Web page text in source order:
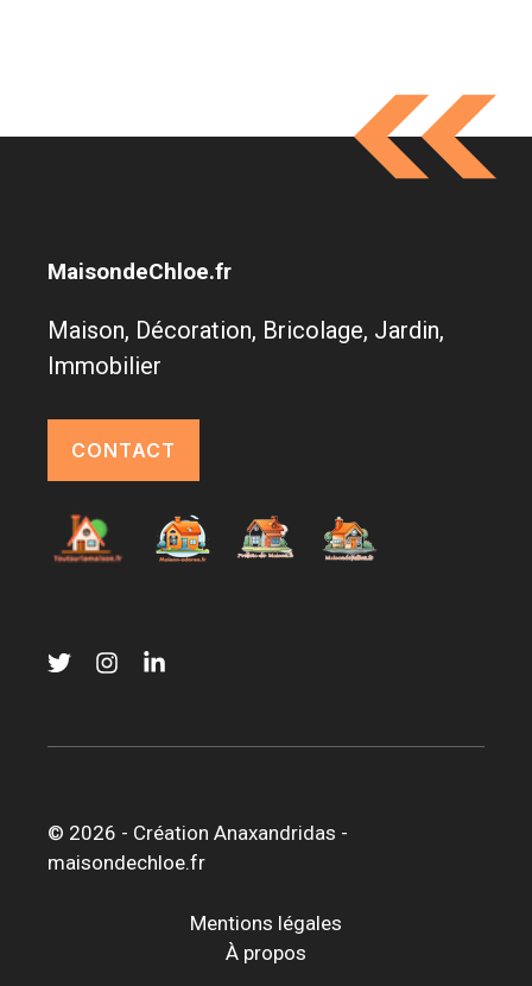
MaisondeChloe.fr
Maison, Décoration, Bricolage, Jardin,
Immobilier
CONTACT
© 2026 - Création Anaxandridas -
maisondechloe.fr
Mentions légales
À propos